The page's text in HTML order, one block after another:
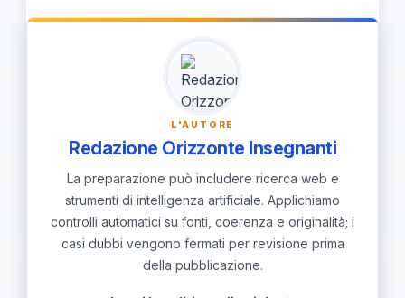
trattative locali. Richiedere un tavolo
di confronto con dirigenza, RSU e
sindacati per aprire la contrattazione.
Definire calendari, obiettivi e
indicatori di progresso per monitorare
i risultati.
L'AUTORE
Redazione Orizzonte Insegnanti
La preparazione può includere ricerca web e
strumenti di intelligenza artificiale. Applichiamo
controlli automatici su fonti, coerenza e originalità; i
casi dubbi vengono fermati per revisione prima
della pubblicazione.